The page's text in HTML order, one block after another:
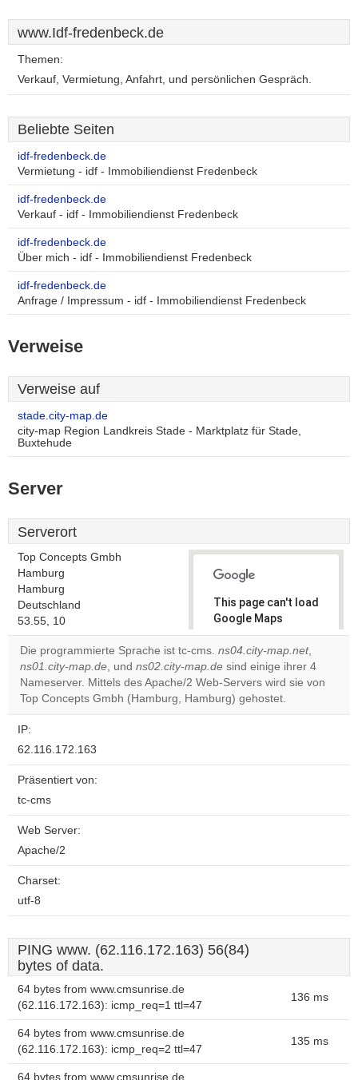
www.Idf-fredenbeck.de
Themen:
Verkauf, Vermietung, Anfahrt, und persönlichen Gespräch.
Beliebte Seiten
idf-fredenbeck.de
Vermietung - idf - Immobiliendienst Fredenbeck
idf-fredenbeck.de
Verkauf - idf - Immobiliendienst Fredenbeck
idf-fredenbeck.de
Über mich - idf - Immobiliendienst Fredenbeck
idf-fredenbeck.de
Anfrage / Impressum - idf - Immobiliendienst Fredenbeck
Verweise
Verweise auf
stade.city-map.de
city-map Region Landkreis Stade - Marktplatz für Stade,
Buxtehude
Server
Serverort
Top Concepts Gmbh
Hamburg
Hamburg
Deutschland
53.55, 10
This page can't load
Google Maps
correctly.
Do you
own this
website?
OK
Die programmierte Sprache ist tc-cms. ns04.city-map.net,
ns01.city-map.de, und ns02.city-map.de sind einige ihrer 4
Nameserver. Mittels des Apache/2 Web-Servers wird sie von
Top Concepts Gmbh (Hamburg, Hamburg) gehostet.
IP:
62.116.172.163
Präsentiert von:
tc-cms
Web Server:
Apache/2
Charset:
utf-8
PING www. (62.116.172.163) 56(84)
bytes of data.
64 bytes from www.cmsunrise.de
(62.116.172.163): icmp_req=1 ttl=47
136 ms
64 bytes from www.cmsunrise.de
(62.116.172.163): icmp_req=2 ttl=47
135 ms
64 bytes from www.cmsunrise.de